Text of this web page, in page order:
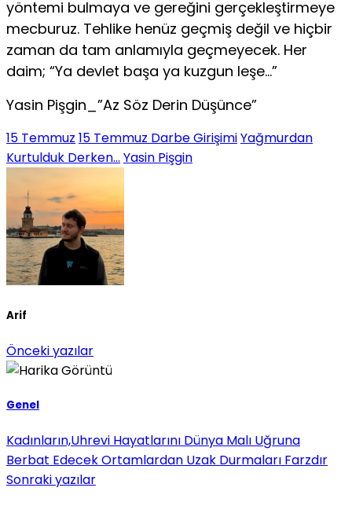
yöntemi bulmaya ve gereğini gerçekleştirmeye
mecburuz. Tehlike henüz geçmiş değil ve hiçbir
zaman da tam anlamıyla geçmeyecek. Her
daim; “Ya devlet başa ya kuzgun leşe…”
Yasin Pişgin_”Az Söz Derin Düşünce”
15 Temmuz 15 Temmuz Darbe GirişimiYağmurdan
Kurtulduk Derken... Yasin Pişgin
Arif
Önceki yazılar
Genel
Kadınların,Uhrevi Hayatlarını Dünya Malı Uğruna
Berbat Edecek Ortamlardan Uzak Durmaları Farzdır
Sonraki yazılar